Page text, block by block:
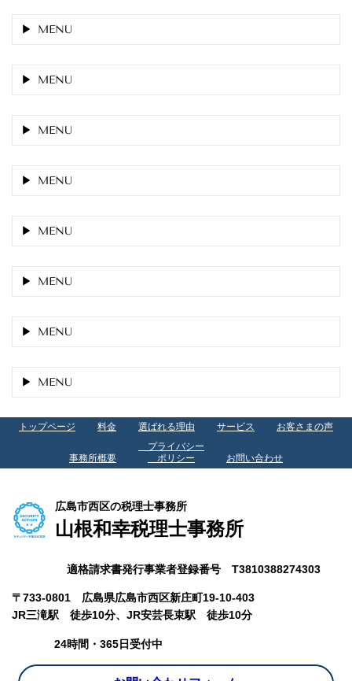
MENU
MENU
MENU
MENU
MENU
MENU
MENU
MENU
トップページ 料金 選ばれる理由 サービス お客さまの声
事務所概要
プライバシー
ポリシー
お問い合わせ
広島市西区の税理士事務所
山根和幸税理士事務所
適格請求書発行事業者登録番号 T3810388274303
〒733-0801 広島県広島市西区新庄町19-10-403
JR三滝駅 徒歩10分、 JR安芸長束駅 徒歩10分
24時間・365日受付中